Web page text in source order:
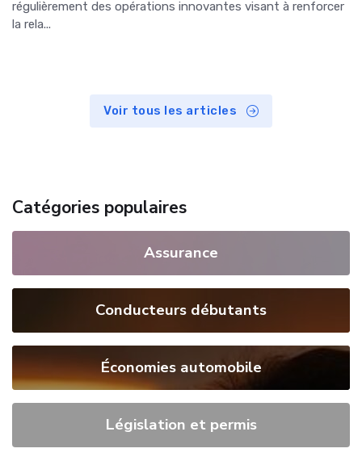
régulièrement des opérations innovantes visant à renforcer
la rela...
Voir tous les articles
Catégories populaires
Assurance
Conducteurs débutants
Économies automobile
Législation et permis